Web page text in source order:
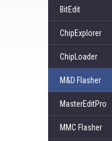
BitEdit
ChipExplorer
ChipLoader
M&D Flasher
MasterEditPro
MMC Flasher